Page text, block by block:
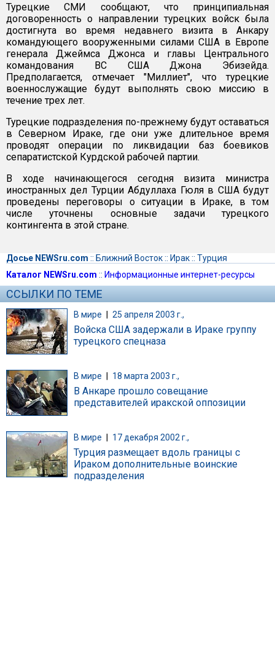
Турецкие СМИ сообщают, что принципиальная
договоренность о направлении турецких войск была
достигнута во время недавнего визита в Анкару
командующего вооруженными силами США в Европе
генерала Джеймса Джонса и главы Центрального
командования ВС США Джона Эбизейда.
Предполагается, отмечает "Миллиет", что турецкие
военнослужащие будут выполнять свою миссию в
течение трех лет.
Турецкие подразделения по-прежнему будут оставаться
в Северном Ираке, где они уже длительное время
проводят операции по ликвидации баз боевиков
сепаратистской Курдской рабочей партии.
В ходе начинающегося сегодня визита министра
иностранных дел Турции Абдуллаха Гюля в США будут
проведены переговоры о ситуации в Ираке, в том
числе уточнены основные задачи турецкого
контингента в этой стране.
Досье NEWSru.com :: Ближний Восток:: Ирак:: Турция
Каталог NEWSru.com :: Информационные интернет-ресурсы
ССЫЛКИ ПО ТЕМЕ
В мире | 25 апреля 2003 г.,
Войска США задержали в Ираке группу
турецкого спецназа
В мире 18 марта 2003 г.,
В Анкаре прошло совещание
представителей иракской оппозиции
В мире 17 декабря 2002 г.,
Турция размещает вдоль границы с
Ираком дополнительные воинские
подразделения